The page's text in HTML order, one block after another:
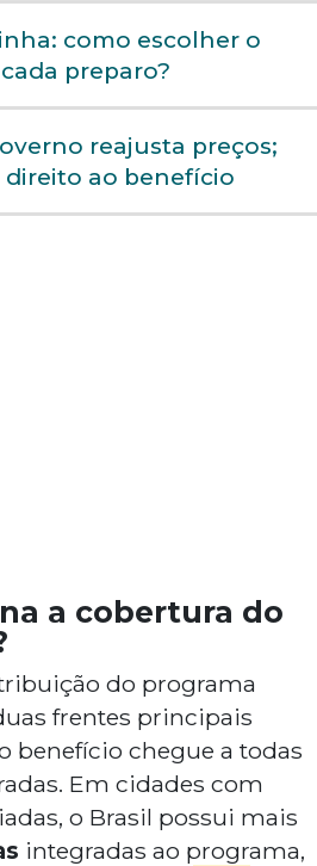
como escolher o
preparo?
reajusta preços;
ao benefício
a cobertura do
do programa
frentes principais
benefício chegue a todas
Em cidades com
o Brasil possui mais
integradas ao programa,